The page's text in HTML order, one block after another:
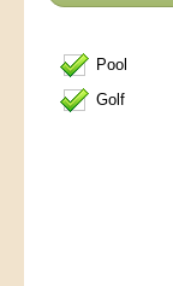
Pool
Golf